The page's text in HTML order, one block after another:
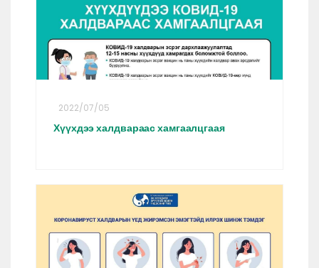
2022/07/05
Хүүхдээ халдвараас хамгаалцгаая